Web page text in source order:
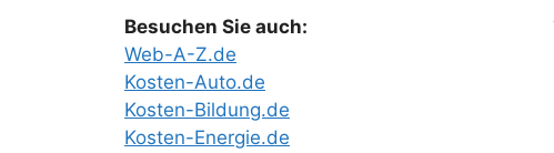
Besuchen Sie auch:
Web-A-Z.de
Kosten-Auto.de
Kosten-Bildung.de
Kosten-Energie.de